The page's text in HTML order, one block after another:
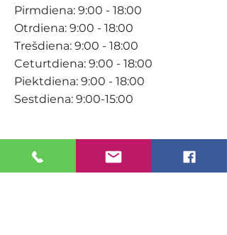
Pirmdiena: 9:00 - 18:00
Otrdiena: 9:00 - 18:00
Trešdiena: 9:00 - 18:00
Ceturtdiena: 9:00 - 18:00
Piektdiena: 9:00 - 18:00
Sestdiena: 9:00-15:00
KONTAKTI